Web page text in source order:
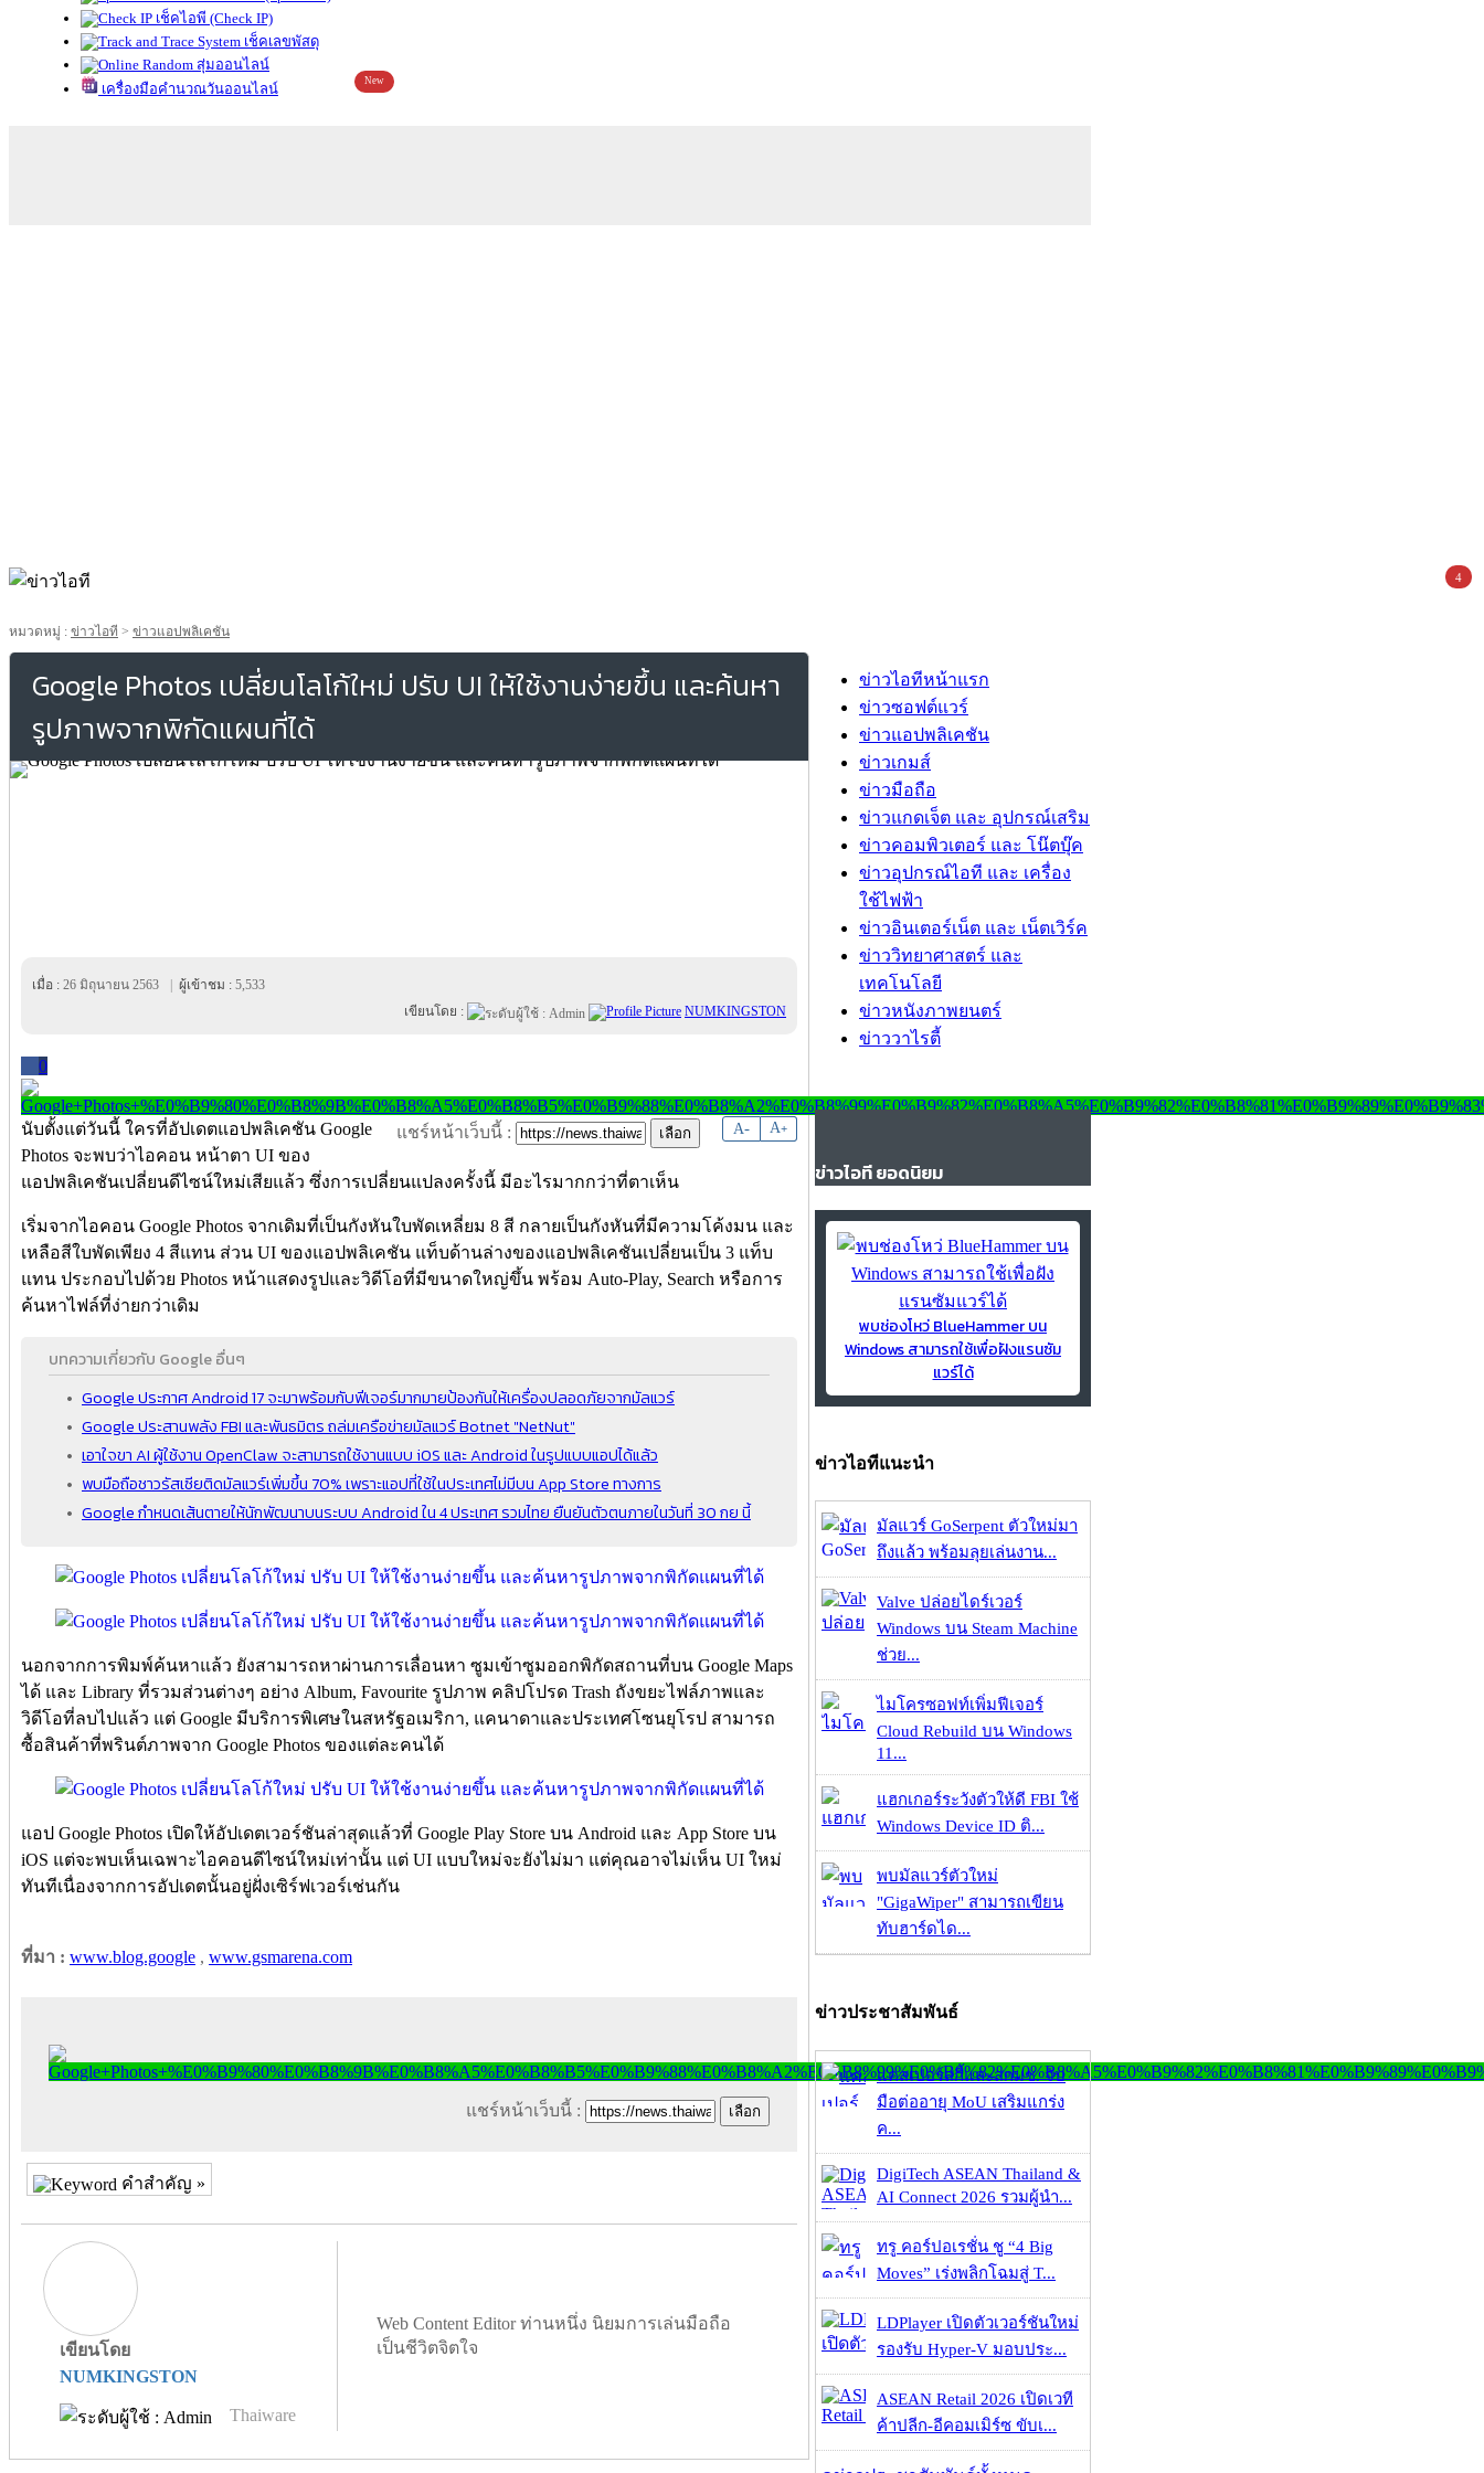
เช็คไอพี (Check IP)
เช็คเลขพัสดุ
สุ่มออนไลน์
เครื่องมือคำนวณวันออนไลน์
New
หมวดหมู่ : ข่าวไอที > ข่าวแอปพลิเคชัน
Google Photos เปลี่ยนโลโก้ใหม่ ปรับ UI ให้ใช้งานง่ายขึ้น และค้นหา
รูปภาพจากพิกัดแผนที่ได้
เมื่อ : 26 มิถุนายน 2563 ผู้เข้าชม : 5,533
เขียนโดย :
NUMKINGSTON
0
A- A+
แชร์หน้าเว็บนี้ :
นับตั้งแต่วันนี้ ใครที่อัปเดตแอปพลิเคชัน Google
Photos จะพบว่าไอคอน หน้าตา UI ของ
แอปพลิเคชันเปลี่ยนดีไซน์ใหม่เสียแล้ว ซึ่งการเปลี่ยนแปลงครั้งนี้ มีอะไรมากกว่าที่ตาเห็น
เริ่มจากไอคอน Google Photos จากเดิมที่เป็นกังหันใบพัดเหลี่ยม 8 สี กลายเป็นกังหันที่มีความโค้งมน และ
เหลือสีใบพัดเพียง 4 สีแทน ส่วน UI ของแอปพลิเคชัน แท็บด้านล่างของแอปพลิเคชันเปลี่ยนเป็น 3 แท็บ
แทน ประกอบไปด้วย Photos หน้าแสดงรูปและวิดีโอที่มีขนาดใหญ่ขึ้น พร้อม Auto-Play, Search หรือการ
ค้นหาไฟล์ที่ง่ายกว่าเดิม
บทความเกี่ยวกับ Google อื่นๆ
Google ประกาศ Android 17 จะมาพร้อมกับฟีเจอร์มากมายป้องกันให้เครื่องปลอดภัยจากมัลแวร์
Google ประสานพลัง FBI และพันธมิตร ถล่มเครือข่ายมัลแวร์ Botnet "NetNut"
เอาใจขา AI ผู้ใช้งาน OpenClaw จะสามารถใช้งานแบบ iOS และ Android ในรูปแบบแอปได้แล้ว
พบมือถือชาวรัสเซียติดมัลแวร์เพิ่มขึ้น 70% เพราะแอปที่ใช้ในประเทศไม่มีบน App Store ทางการ
Google กำหนดเส้นตายให้นักพัฒนาบนระบบ Android ใน 4 ประเทศ รวมไทย ยืนยันตัวตนภายในวันที่ 30 กย นี้
นอกจากการพิมพ์ค้นหาแล้ว ยังสามารถหาผ่านการเลื่อนหา ซูมเข้าซูมออกพิกัดสถานที่บน Google Maps
ได้ และ Library ที่รวมส่วนต่างๆ อย่าง Album, Favourite รูปภาพ คลิปโปรด Trash ถังขยะไฟล์ภาพและ
วิดีโอที่ลบไปแล้ว แต่ Google มีบริการพิเศษในสหรัฐอเมริกา, แคนาดาและประเทศโซนยุโรป สามารถ
ซื้อสินค้าที่พรินต์ภาพจาก Google Photos ของแต่ละคนได้
แอป Google Photos เปิดให้อัปเดตเวอร์ชันล่าสุดแล้วที่ Google Play Store บน Android และ App Store บน
iOS แต่จะพบเห็นเฉพาะไอคอนดีไซน์ใหม่เท่านั้น แต่ UI แบบใหม่จะยังไม่มา แต่คุณอาจไม่เห็น UI ใหม่
ทันทีเนื่องจากการอัปเดตนั้นอยู่ฝั่งเซิร์ฟเวอร์เช่นกัน
ที่มา : www.blog.google , www.gsmarena.com
แชร์หน้าเว็บนี้ :
คำสำคัญ »
เขียนโดย
NUMKINGSTON
Thaiware
Web Content Editor ท่านหนึ่ง นิยมการเล่นมือถือ
เป็นชีวิตจิตใจ
ข่าวไอทีหน้าแรก
ข่าวซอฟต์แวร์
ข่าวแอปพลิเคชัน
ข่าวเกมส์
ข่าวมือถือ
ข่าวแกดเจ็ต และ อุปกรณ์เสริม
ข่าวคอมพิวเตอร์ และ โน๊ตบุ๊ค
ข่าวอุปกรณ์ไอที และ เครื่อง
ใช้ไฟฟ้า
ข่าวอินเตอร์เน็ต และ เน็ตเวิร์ค
ข่าววิทยาศาสตร์ และ
เทคโนโลยี
ข่าวหนังภาพยนตร์
ข่าววาไรตี้
ข่าวไอที ยอดนิยม
พบช่องโหว่ BlueHammer บน
Windows สามารถใช้เพื่อฝังแรนซัม
แวร์ได้
ข่าวไอทีแนะนำ
มัลแวร์ GoSerpent ตัวใหม่มา
ถึงแล้ว พร้อมลุยเล่นงาน...
Valve ปล่อยไดร์เวอร์
Windows บน Steam Machine
ช่วย...
ไมโครซอฟท์เพิ่มฟีเจอร์
Cloud Rebuild บน Windows
11...
แฮกเกอร์ระวังตัวให้ดี FBI ใช้
Windows Device ID ติ...
พบมัลแวร์ตัวใหม่
"GigaWiper" สามารถเขียน
ทับฮาร์ดได...
ข่าวประชาสัมพันธ์
แคสเปอร์สกี้และสกมช. จับ
มือต่ออายุ MoU เสริมแกร่ง
ค...
DigiTech ASEAN Thailand &
AI Connect 2026 รวมผู้นำ...
ทรู คอร์ปอเรชั่น ชู “4 Big
Moves” เร่งพลิกโฉมสู่ T...
LDPlayer เปิดตัวเวอร์ชันใหม่
รองรับ Hyper-V มอบประ...
ASEAN Retail 2026 เปิดเวที
ค้าปลีก-อีคอมเมิร์ซ ขับเ...
4